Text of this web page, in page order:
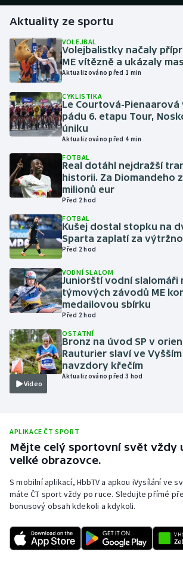
Golf
Gymnastika
Házená
Jezdectví
Judo
Krasobruslení
Lezení
Lyže a snowboard
Moderní pětiboj
Motorsport
Olympijské hry
Parasport
Plavání
Ragby
Rychlobruslení
Rychlostní kanoistika
Short track
Sportovní střelba
Aktuality ze sportu
VOLEJBAL
Volejbalistky načaly
ME vítězně a ukázaly
Aktualizováno před 1 min
CYKLISTIKA
Le Courtová-Pienaarová
pádu 6. etapu Tour,
úniku
Aktualizováno před 4 min
FOTBAL
Real dotáhl nejdražší
historii. Za Diomandeho
milionů eur
Před 2 hod
FOTBAL
Kušej dostal stopku na
Sparta zaplatí za
Před 2 hod
VODNÍ SLALOM
Juniorští vodní slalomáři
týmových závodů ME
medailovou sbírku
Před 2 hod
Video
OSTATNÍ
Bronz na úvod SP v
Rauturier slaví ve
navzdory křečím
Aktualizováno před 3 hod
APLIKACE ČT SPORT
Mějte celý sportovní svět vždy
velké obrazovce.
S mobilní aplikací, HbbTV a apkou iVysílání ve
máte ČT sport vždy po ruce. Sledujte přímé
bonusový obsah kdekoli a kdykoli.